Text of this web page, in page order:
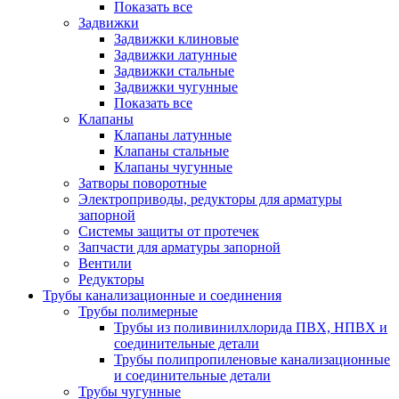
Показать все
Задвижки
Задвижки клиновые
Задвижки латунные
Задвижки стальные
Задвижки чугунные
Показать все
Клапаны
Клапаны латунные
Клапаны стальные
Клапаны чугунные
Затворы поворотные
Электроприводы, редукторы для арматуры
запорной
Системы защиты от протечек
Запчасти для арматуры запорной
Вентили
Редукторы
Трубы канализационные и соединения
Трубы полимерные
Трубы из поливинилхлорида ПВХ, НПВХ и
соединительные детали
Трубы полипропиленовые канализационные
и соединительные детали
Трубы чугунные